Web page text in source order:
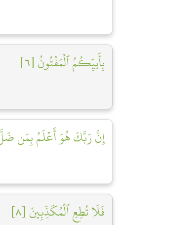
بِأَييِّكُمُ ٱلۡمَفۡتُونُ [٦]
إِنَّ رَبَّكَ هُوَ أَعۡلَمُ بِمَن ضَلَّ
فَلَا تُطِعِ ٱلۡمُكَذِّبِينَ [٨]